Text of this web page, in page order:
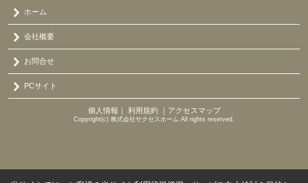
ホーム
会社概要
お問合せ
PCサイト
個人情報 ｜ 利用規約｜ アクセスマップ
Copyright(c) 株式会社サクセスホーム All rights reserved.